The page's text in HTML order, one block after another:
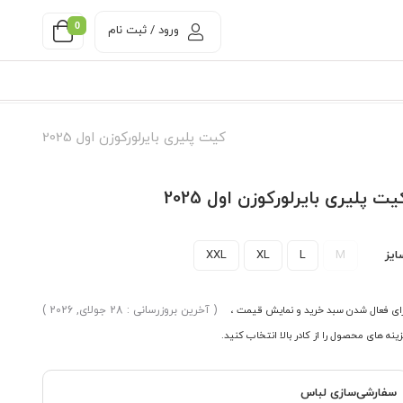
0 ورود / ثبت نام
کیت پلیری بایرلورکوزن اول 2025
پلیری بایرلورکوزن اول 2025
M
L
XL
XXL
( آخرین بروزرسانی : 28 جولای, 2026 )
فعال شدن سبد خرید و نمایش قیمت ،
های محصول را از کادر بالا انتخاب کنید.
سفارشی‌سازی لباس